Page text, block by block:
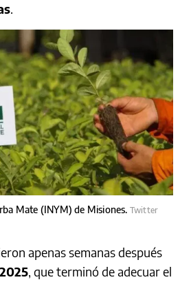
.
Mate (INYM) de Misiones. Twitter
apenas semanas después
, que terminó de adecuar el